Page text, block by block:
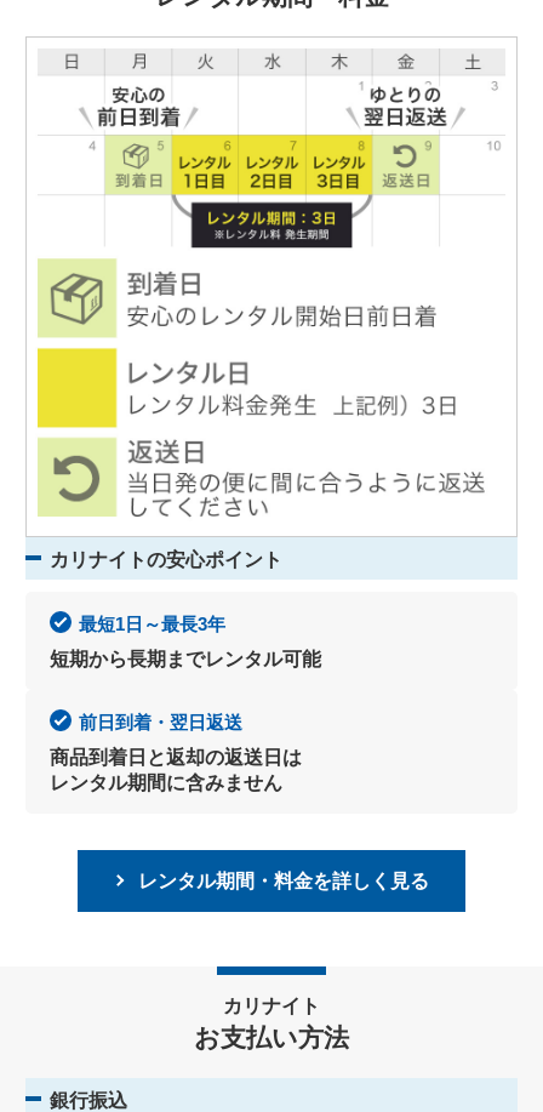
カリナイトの安心ポイント
最短1日～最長3年
短期から長期までレンタル可能
前日到着・翌日返送
商品到着日と返却の返送日は
レンタル期間に含みません
レンタル期間・料金を詳しく見る
カリナイト
お支払い方法
銀行振込